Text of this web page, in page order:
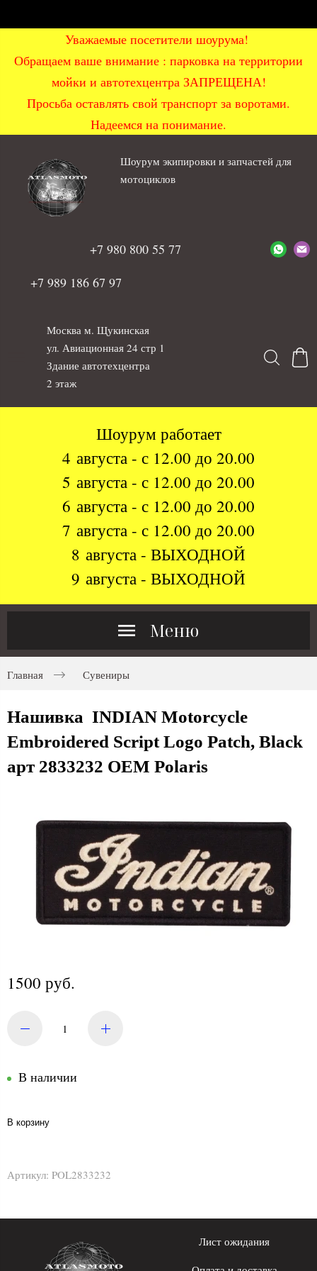
Уважаемые посетители шоурума!
Обращаем ваше внимание : парковка на территории
мойки и автотехцентра ЗАПРЕЩЕНА!
Просьба оставлять свой транспорт за воротами.
Надеемся на понимание.
Шоурум экипировки и запчастей для
мотоциклов
+7 980 800 55 77
+7 989 186 67 97
Москва м. Щукинская
ул. Авиационная 24 стр 1
Здание автотехцентра
2 этаж
Шоурум работает
4 августа - с 12.00 до 20.00
5 августа - с 12.00 до 20.00
6 августа - с 12.00 до 20.00
7 августа - с 12.00 до 20.00
8 августа - ВЫХОДНОЙ
9 августа - ВЫХОДНОЙ
Меню
Главная Сувениры
Нашивка INDIAN Motorcycle
Embroidered Script Logo Patch, Black
арт 2833232 OEM Polaris
1500 руб.
В наличии
В корзину
Артикул: POL2833232
Лист ожидания